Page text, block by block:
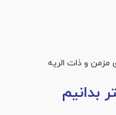
مزمن و ذات الریه
بدانیم